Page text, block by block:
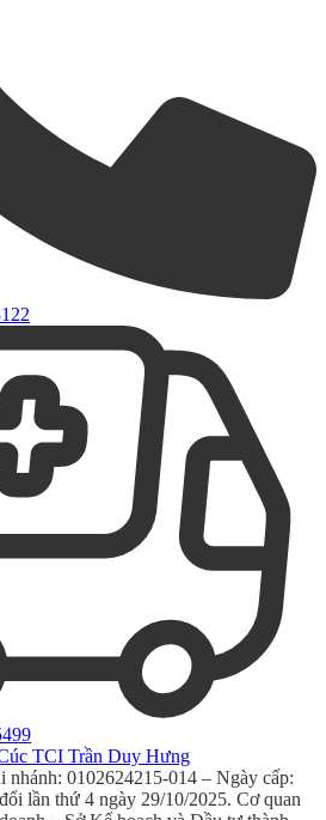
TCI Trần Duy Hưng
0102624215-014 – Ngày cấp:
lần thứ 4 ngày 29/10/2025. Cơ quan